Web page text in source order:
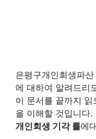
은평구개인회생파
에 대하여 알려드리
이 문서를 끝까지
을 이해할 것입니다.
개인회생 기각 률에